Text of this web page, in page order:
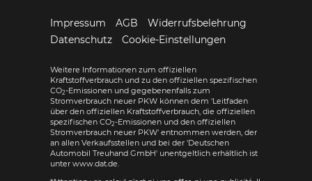
Impressum AGB
Widerrufsbelehrung
Datenschutz
Cookie-Einstellungen
Weitere Informationen zum offiziellen
Kraftstoffverbrauch und zu den offiziellen spezifischen
CO2-Emissionen und gegebenenfalls zum
Stromverbrauch neuer PKW können dem 'Leitfaden
über den offiziellen Kraftstoffverbrauch, die offiziellen
spezifischen CO2-Emissionen und den offiziellen
Stromverbrauch neuer PKW' entnommen werden, der
an allen Verkaufsstellen und bei der 'Deutschen
Automobil Treuhand GmbH' unentgeltlich erhältlich ist
unter www.dat.de.